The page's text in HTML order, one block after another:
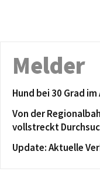
Melder
Hund bei 30 Grad
Von der
vollstreckt
Update: Aktuelle